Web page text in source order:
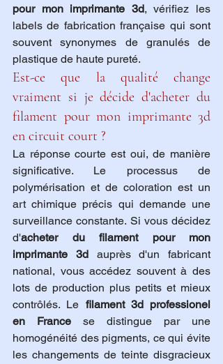
pour mon imprimante 3d, vérifiez les
labels de fabrication française qui sont
souvent synonymes de granulés de
plastique de haute pureté.
Est-ce que la qualité change
vraiment si je décide d'acheter du
filament pour mon imprimante 3d
en circuit court ?
La réponse courte est oui, de manière
significative. Le processus de
polymérisation et de coloration est un
art chimique précis qui demande une
surveillance constante. Si vous décidez
d'acheter du filament pour mon
imprimante 3d auprès d'un fabricant
national, vous accédez souvent à des
lots de production plus petits et mieux
contrôlés. Le filament 3d professionel
en France se distingue par une
homogénéité des pigments, ce qui évite
les changements de teinte disgracieux